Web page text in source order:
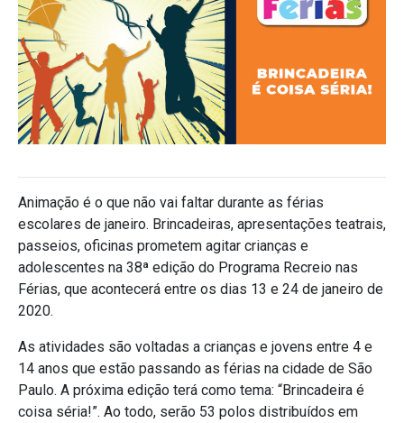
Animação é o que não vai faltar durante as férias
escolares de janeiro. Brincadeiras, apresentações teatrais,
passeios, oficinas prometem agitar crianças e
adolescentes na 38ª edição do Programa Recreio nas
Férias, que acontecerá entre os dias 13 e 24 de janeiro de
2020.
As atividades são voltadas a crianças e jovens entre 4 e
14 anos que estão passando as férias na cidade de São
Paulo. A próxima edição terá como tema: “Brincadeira é
coisa séria!”. Ao todo, serão 53 polos distribuídos em